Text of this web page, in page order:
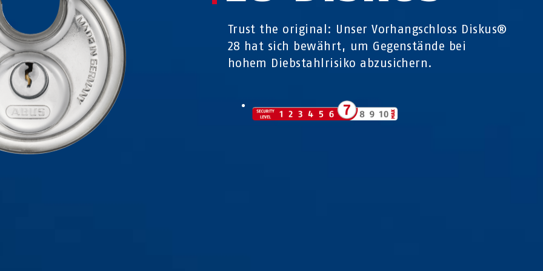
Trust the original: Unser Vorhangschloss Diskus®
28 hat sich bewährt, um Gegenstände bei
hohem Diebstahlrisiko abzusichern.